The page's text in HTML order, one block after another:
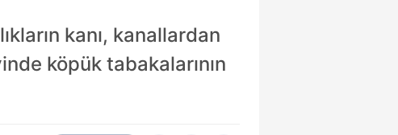
kanı, kanallardan
köpük tabakalarının